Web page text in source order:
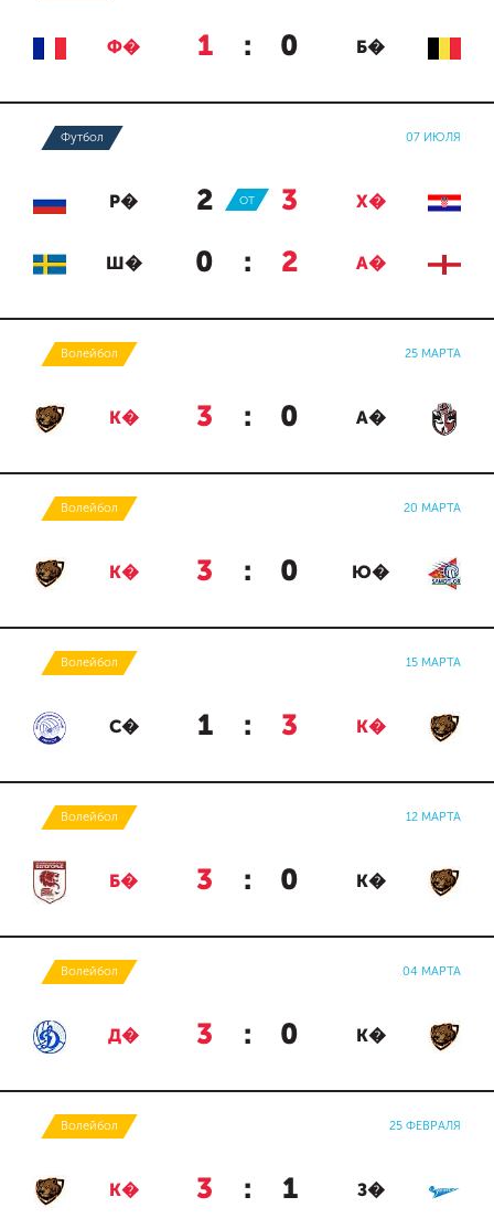
Ф� 1 : 0 Б�
Футбол 07 ИЮЛЯ
Р� 2 : 3 Х�
ОТ
Ш� 0 : 2 А�
Волейбол 25 МАРТА
К� 3 : 0 А�
Волейбол 20 МАРТА
К� 3 : 0 Ю�
Волейбол 15 МАРТА
С� 1 : 3 К�
Волейбол 12 МАРТА
Б� 3 : 0 К�
Волейбол 04 МАРТА
Д� 3 : 0 К�
Волейбол 25 ФЕВРАЛЯ
К� 3 : 1 З�